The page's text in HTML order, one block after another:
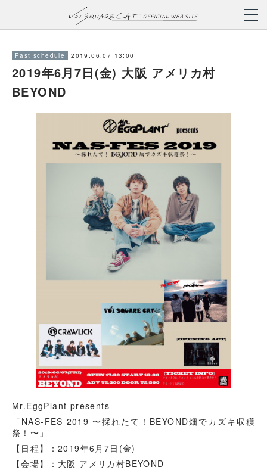
Past schedule 2019.06.07 13:00
2019年6月7日(金) 大阪 アメリカ村
BEYOND
Mr.EggPlant presents
「NAS-FES 2019 〜採れたて！BEYOND畑でカズキ収穫
祭！〜」
【日程】：2019年6月7日(金)
【会場】：大阪 アメリカ村BEYOND